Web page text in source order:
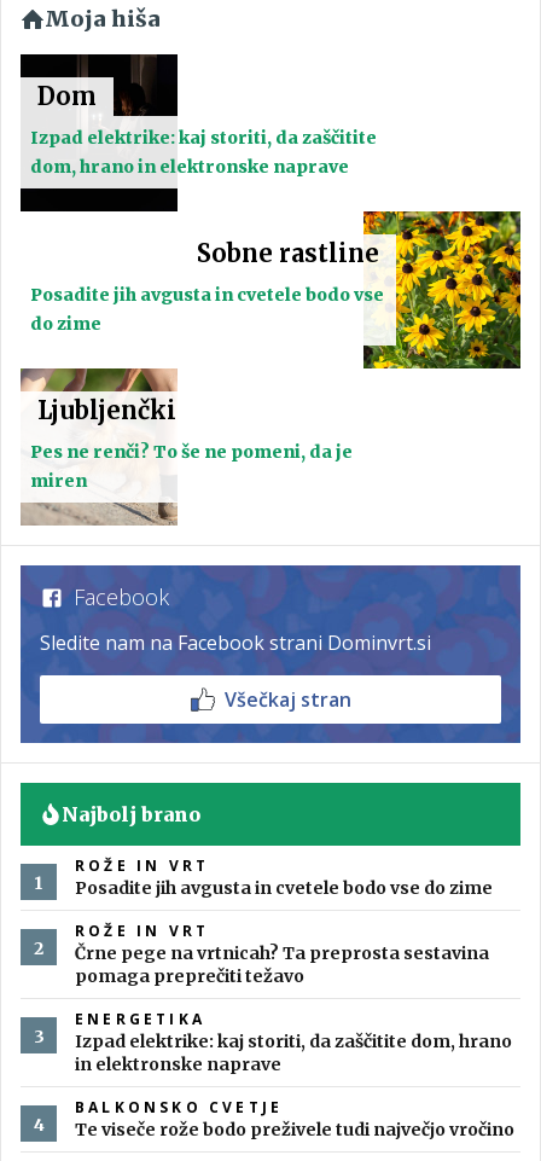
Moja hiša
Dom
Izpad elektrike: kaj storiti, da zaščitite
dom, hrano in elektronske naprave
Sobne rastline
Posadite jih avgusta in cvetele bodo vse
do zime
Ljubljenčki
Pes ne renči? To še ne pomeni, da je
miren
Facebook
Sledite nam na Facebook strani Dominvrt.si
Všečkaj stran
Najbolj brano
ROŽE IN VRT
Posadite jih avgusta in cvetele bodo vse do zime
ROŽE IN VRT
Črne pege na vrtnicah? Ta preprosta sestavina
pomaga preprečiti težavo
ENERGETIKA
Izpad elektrike: kaj storiti, da zaščitite dom, hrano
in elektronske naprave
BALKONSKO CVETJE
Te viseče rože bodo preživele tudi največjo vročino